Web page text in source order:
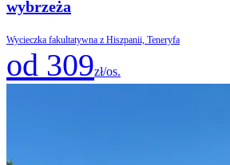
wybrzeża
Wycieczka fakultatywna z Hiszpanii, Teneryfa
od 309zł/os.